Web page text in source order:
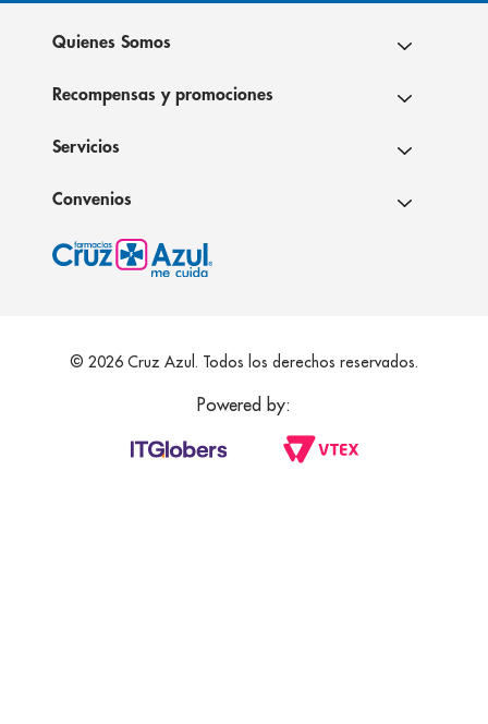
Quienes Somos
Recompensas y promociones
Servicios
Convenios
© 2026 Cruz Azul. Todos los derechos reservados.
Powered by: